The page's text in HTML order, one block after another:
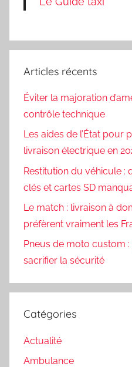
Articles récents
Éviter la majoration
contrôle technique
Les aides de l’État pour
livraison électrique en
Restitution du véhicule :
clés et cartes SD
Le match : livraison à
préfèrent vraiment les
Pneus de moto custom
sacrifier la sécurité
Catégories
Actualité
Ambulance